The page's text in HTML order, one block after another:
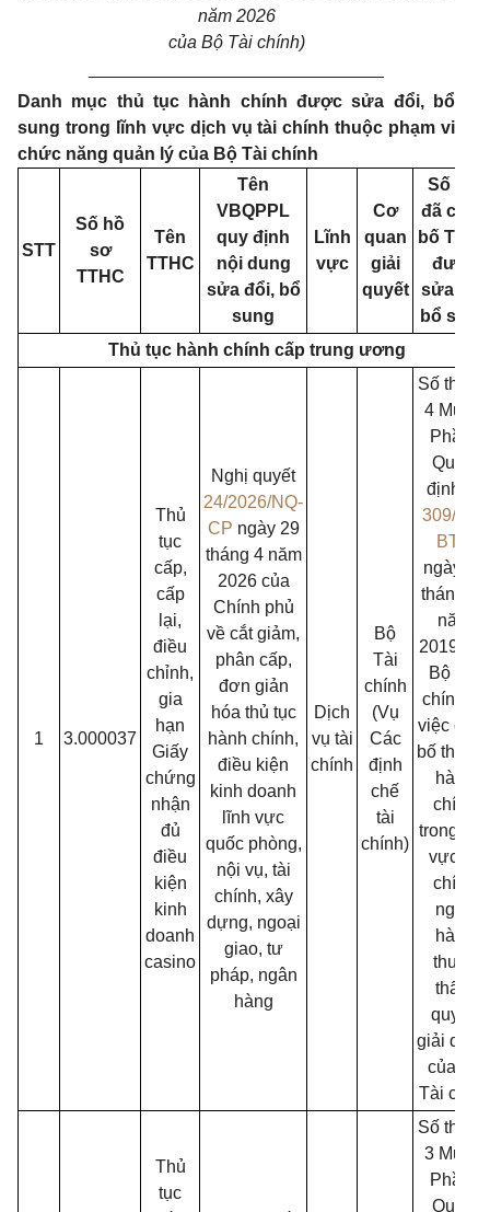
năm 2026
của Bộ Tài chính)
Danh mục thủ tục hành chính được sửa đổi, bổ
sung trong lĩnh vực dịch vụ tài chính thuộc phạm vi
chức năng quản lý của Bộ Tài chính
STT
Số hồ
sơ
TTHC
Tên
TTHC
Tên
VBQPPL
quy định
nội dung
sửa đổi, bổ
sung
Lĩnh
vực
Cơ
quan
giải
quyết
Số QĐ
đã công
bố
được
sửa đổi,
bổ sung
Thủ tục hành chính cấp trung ương
1 3.000037
Thủ
tục
cấp,
cấp
lại,
điều
chỉnh,
gia
hạn
Giấy
chứng
nhận
đủ
điều
kiện
kinh
doanh
casino
Nghị quyết
24/2026/NQ-
CP ngày 29
tháng 4 năm
2026 của
Chính phủ
về cắt giảm,
phân cấp,
đơn giản
hóa thủ tục
hành chính,
điều kiện
kinh doanh
lĩnh vực
quốc phòng,
nội vụ, tài
chính, xây
dựng, ngoại
giao, tư
pháp, ngân
hàng
Dịch
vụ tài
chính
Bộ
Tài
chính
(Vụ
Các
định
chế
tài
chính)
Số thứ tự
4 Mục 2
Phần I
Quyết
định số
309/QĐ-
BTC
ngày 28
tháng 02
năm
2019 của
Bộ Tài
chính về
việc
bố thủ
hành
chính
trong lĩnh
vực tài
chính
ngân
hàng
thuộc
thẩm
quyền
giải
của Bộ
Tài chính
Thủ
tục
Số thứ tự
3 Mục 2
Phần I
Quyết